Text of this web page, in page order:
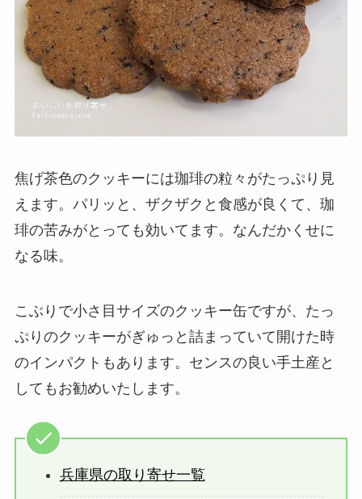
焦げ茶色のクッキーには珈琲の粒々がたっぷり見
えます。パリッと、ザクザクと食感が良くて、珈
琲の苦みがとっても効いてます。なんだかくせに
なる味。
こぶりで小さ目サイズのクッキー缶ですが、たっ
ぷりのクッキーがぎゅっと詰まっていて開けた時
のインパクトもあります。センスの良い手土産と
してもお勧めいたします。
兵庫県の取り寄せ一覧